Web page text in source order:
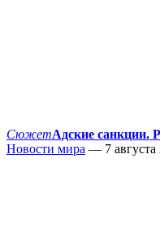
СюжетАдские
Новости мира — 7 августа